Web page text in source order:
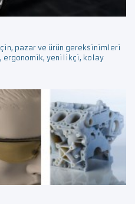
pazar ve ürün gereksinimleri
ergonomik, yenilikçi, kolay